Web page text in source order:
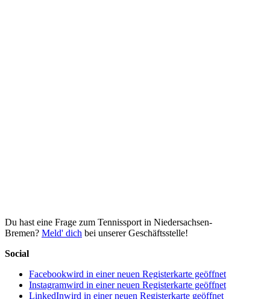
Du hast eine Frage zum Tennissport in Niedersachsen-
Bremen? Meld' dich bei unserer Geschäftsstelle!
Social
Facebookwird in einer neuen Registerkarte geöffnet
Instagramwird in einer neuen Registerkarte geöffnet
LinkedInwird in einer neuen Registerkarte geöffnet